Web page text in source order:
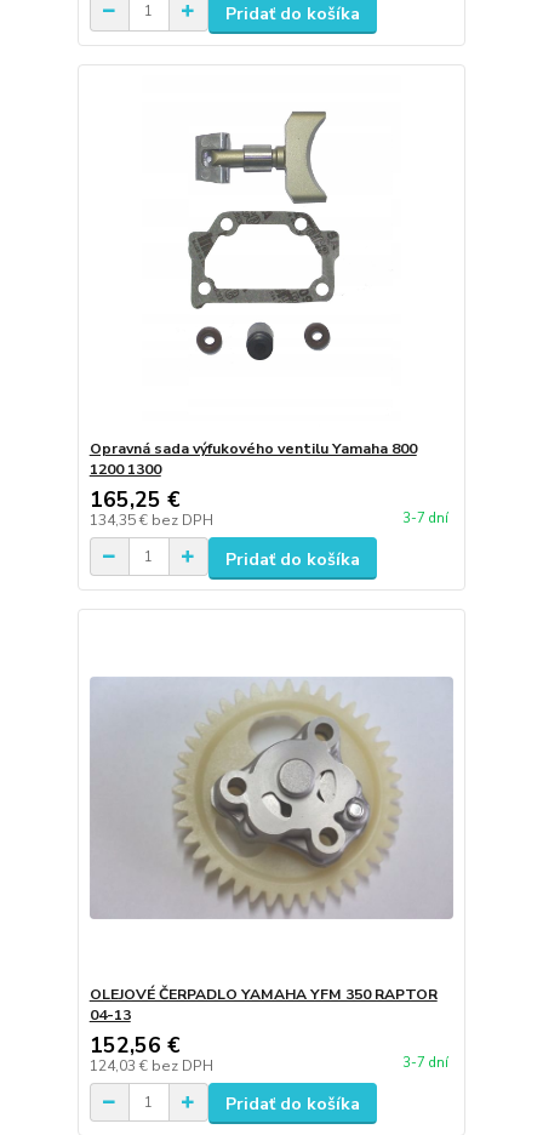
Pridať do košíka
Opravná sada výfukového ventilu Yamaha 800
1200 1300
165,25 €
134,35 € bez DPH 3-7 dní
Pridať do košíka
OLEJOVÉ ČERPADLO YAMAHA YFM 350 RAPTOR
04-13
152,56 €
124,03 € bez DPH 3-7 dní
Pridať do košíka